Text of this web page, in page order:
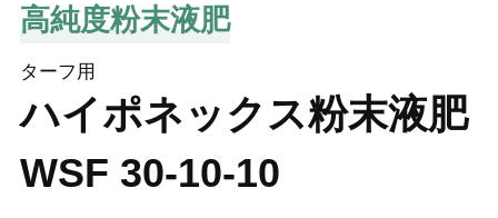
高純度粉末液肥
ターフ用
ハイポネックス粉末液肥
WSF 30-10-10